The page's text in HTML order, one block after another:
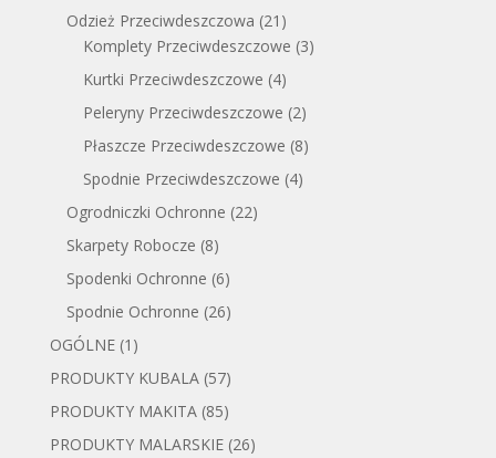
Odzież Przeciwdeszczowa (21)
Komplety Przeciwdeszczowe (3)
Kurtki Przeciwdeszczowe (4)
Peleryny Przeciwdeszczowe (2)
Płaszcze Przeciwdeszczowe (8)
Spodnie Przeciwdeszczowe (4)
Ogrodniczki Ochronne (22)
Skarpety Robocze (8)
Spodenki Ochronne (6)
Spodnie Ochronne (26)
OGÓLNE (1)
PRODUKTY KUBALA (57)
PRODUKTY MAKITA (85)
PRODUKTY MALARSKIE (26)